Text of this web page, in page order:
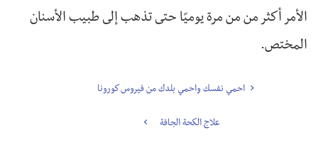
الأمر أكثر من من مرة يوميًا حتى تذهب إلى طبيب الأسنان
المختص.
احمي نفسك واحمي بلدك من فيروس كورونا
علاج الكحة الجافة